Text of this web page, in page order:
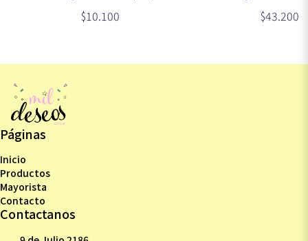
$10.100 $43.200
Páginas
Inicio
Productos
Mayorista
Contacto
Contactanos